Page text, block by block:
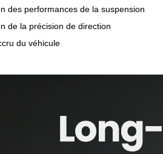
des performances de la suspension
de la précision de direction
du véhicule